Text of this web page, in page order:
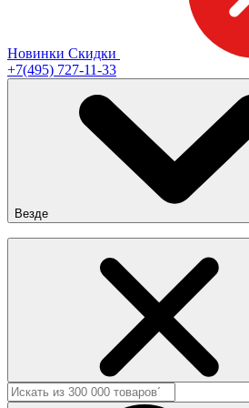
Новинки Скидки
+7(495) 727-11-33
Везде